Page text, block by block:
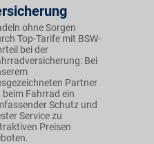
ohne Sorgen
Top-Tarife mit BSW-
bei der
Bei
Partner
beim Fahrrad ein
Schutz und
Service zu
Preisen